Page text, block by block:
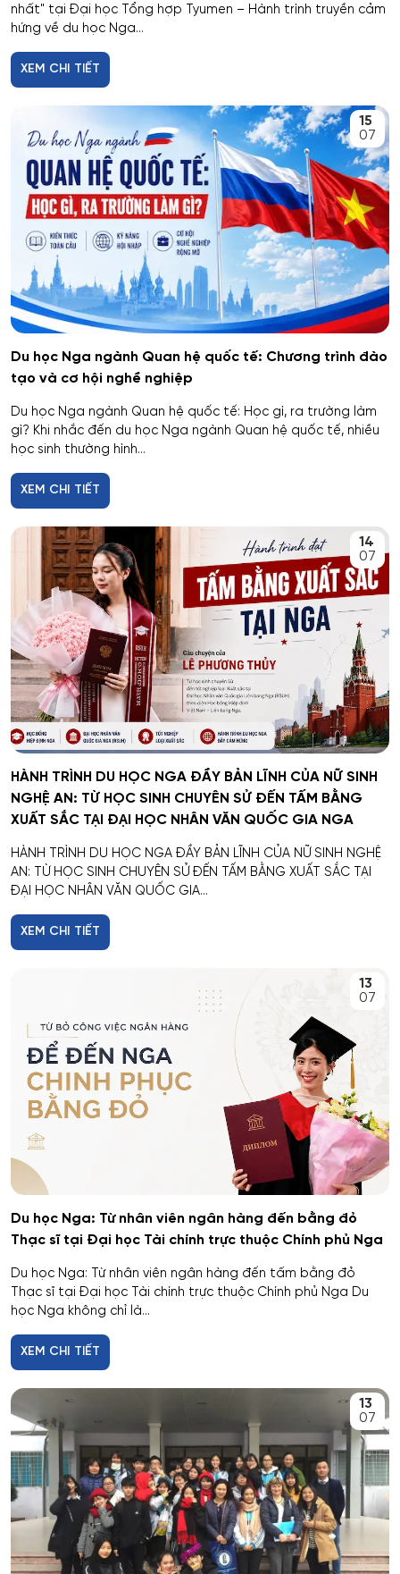
nhất" tại Đại học Tổng hợp Tyumen – Hành trình truyền cảm
hứng về du học Nga...
XEM CHI TIẾT
15
07
Du học Nga ngành Quan hệ quốc tế: Chương trình đào
tạo và cơ hội nghề nghiệp
Du học Nga ngành Quan hệ quốc tế: Học gì, ra trường làm
gì? Khi nhắc đến du học Nga ngành Quan hệ quốc tế, nhiều
học sinh thường hình...
XEM CHI TIẾT
14
07
HÀNH TRÌNH DU HỌC NGA ĐẦY BẢN LĨNH CỦA NỮ SINH
NGHỆ AN: TỪ HỌC SINH CHUYÊN SỬ ĐẾN TẤM BẰNG
XUẤT SẮC TẠI ĐẠI HỌC NHÂN VĂN QUỐC GIA NGA
HÀNH TRÌNH DU HỌC NGA ĐẦY BẢN LĨNH CỦA NỮ SINH NGHỆ
AN: TỪ HỌC SINH CHUYÊN SỬ ĐẾN TẤM BẰNG XUẤT SẮC TẠI
ĐẠI HỌC NHÂN VĂN QUỐC GIA...
XEM CHI TIẾT
13
07
Du học Nga: Từ nhân viên ngân hàng đến bằng đỏ
Thạc sĩ tại Đại học Tài chính trực thuộc Chính phủ Nga
Du học Nga: Từ nhân viên ngân hàng đến tấm bằng đỏ
Thạc sĩ tại Đại học Tài chính trực thuộc Chính phủ Nga Du
học Nga không chỉ là...
XEM CHI TIẾT
13
07